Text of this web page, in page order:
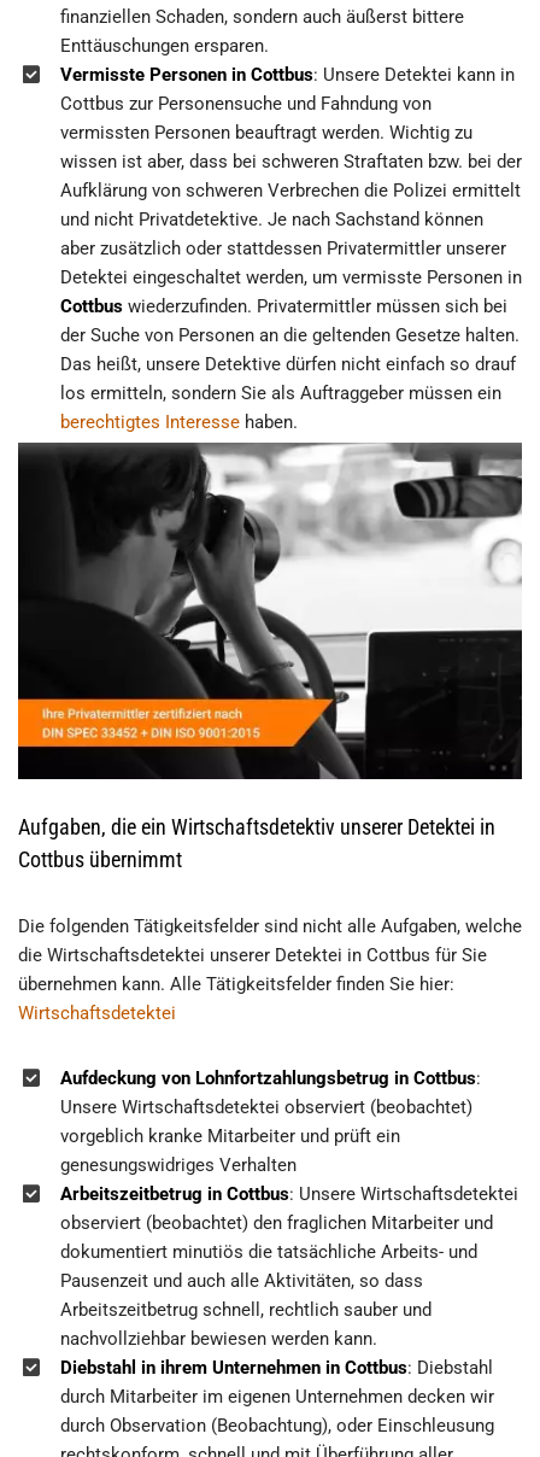
finanziellen Schaden, sondern auch äußerst bittere
Enttäuschungen ersparen.
Vermisste Personen in Cottbus: Unsere Detektei kann in
Cottbus zur Personensuche und Fahndung von
vermissten Personen beauftragt werden. Wichtig zu
wissen ist aber, dass bei schweren Straftaten bzw. bei der
Aufklärung von schweren Verbrechen die Polizei ermittelt
und nicht Privatdetektive. Je nach Sachstand können
aber zusätzlich oder stattdessen Privatermittler unserer
Detektei eingeschaltet werden, um vermisste Personen in
Cottbus wiederzufinden. Privatermittler müssen sich bei
der Suche von Personen an die geltenden Gesetze halten.
Das heißt, unsere Detektive dürfen nicht einfach so drauf
los ermitteln, sondern Sie als Auftraggeber müssen ein
berechtigtes Interesse haben.
Aufgaben, die ein Wirtschaftsdetektiv unserer Detektei in
Cottbus übernimmt
Die folgenden Tätigkeitsfelder sind nicht alle Aufgaben, welche
die Wirtschaftsdetektei unserer Detektei in Cottbus für Sie
übernehmen kann. Alle Tätigkeitsfelder finden Sie hier:
Wirtschaftsdetektei
Aufdeckung von Lohnfortzahlungsbetrug in Cottbus:
Unsere Wirtschaftsdetektei observiert (beobachtet)
vorgeblich kranke Mitarbeiter und prüft ein
genesungswidriges Verhalten
Arbeitszeitbetrug in Cottbus: Unsere Wirtschaftsdetektei
observiert (beobachtet) den fraglichen Mitarbeiter und
dokumentiert minutiös die tatsächliche Arbeits- und
Pausenzeit und auch alle Aktivitäten, so dass
Arbeitszeitbetrug schnell, rechtlich sauber und
nachvollziehbar bewiesen werden kann.
Diebstahl in ihrem Unternehmen in Cottbus: Diebstahl
durch Mitarbeiter im eigenen Unternehmen decken wir
durch Observation (Beobachtung), oder Einschleusung